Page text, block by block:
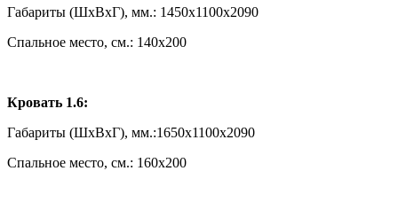
Габариты (ШxВxГ), мм.: 1450x1100x2090
Спальное место, см.: 140х200
Кровать 1.6:
Габариты (ШxВxГ), мм.:1650x1100x2090
Спальное место, см.: 160х200